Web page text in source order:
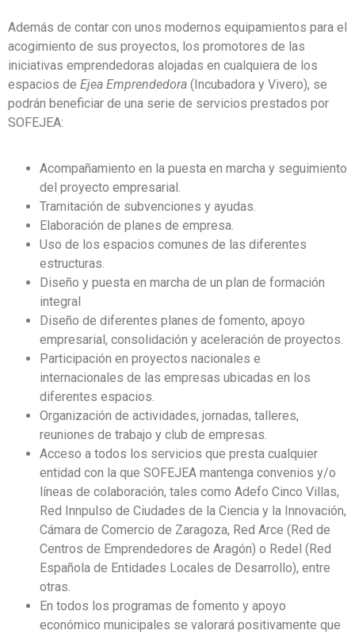
Además de contar con unos modernos equipamientos para el
acogimiento de sus proyectos, los promotores de las
iniciativas emprendedoras alojadas en cualquiera de los
espacios de Ejea Emprendedora (Incubadora y Vivero), se
podrán beneficiar de una serie de servicios prestados por
SOFEJEA:
Acompañamiento en la puesta en marcha y seguimiento
del proyecto empresarial.
Tramitación de subvenciones y ayudas.
Elaboración de planes de empresa.
Uso de los espacios comunes de las diferentes
estructuras.
Diseño y puesta en marcha de un plan de formación
integral
Diseño de diferentes planes de fomento, apoyo
empresarial, consolidación y aceleración de proyectos.
Participación en proyectos nacionales e
internacionales de las empresas ubicadas en los
diferentes espacios.
Organización de actividades, jornadas, talleres,
reuniones de trabajo y club de empresas.
Acceso a todos los servicios que presta cualquier
entidad con la que SOFEJEA mantenga convenios y/o
líneas de colaboración, tales como Adefo Cinco Villas,
Red Innpulso de Ciudades de la Ciencia y la Innovación,
Cámara de Comercio de Zaragoza, Red Arce (Red de
Centros de Emprendedores de Aragón) o Redel (Red
Española de Entidades Locales de Desarrollo), entre
otras.
En todos los programas de fomento y apoyo
económico municipales se valorará positivamente que